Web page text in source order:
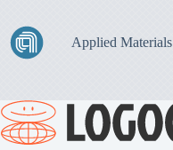
Applied Materials